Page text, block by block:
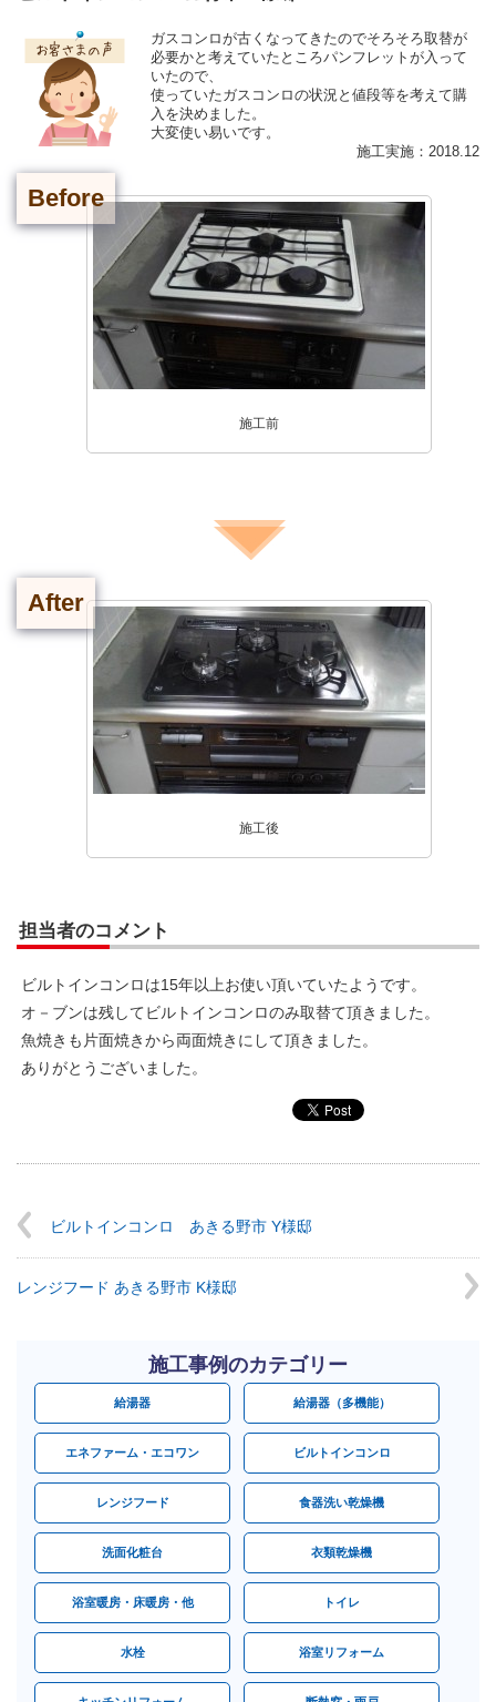
ガスコンロが古くなってきたのでそろそろ取替が
必要かと考えていたところパンフレットが入って
いたので、
使っていたガスコンロの状況と値段等を考えて購
入を決めました。
大変使い易いです。
施工実施：2018.12
Before
施工前
After
施工後
担当者のコメント
ビルトインコンロは15年以上お使い頂いていたようです。
オ－ブンは残してビルトインコンロのみ取替て頂きました。
魚焼きも片面焼きから両面焼きにして頂きました。
ありがとうございました。
ビルトインコンロ あきる野市 Y様邸
レンジフード あきる野市 K様邸
施工事例のカテゴリー
給湯器 給湯器（多機能）
エネファーム・エコワン ビルトインコンロ
レンジフード 食器洗い乾燥機
洗面化粧台 衣類乾燥機
浴室暖房・床暖房・他 トイレ
水栓 浴室リフォーム